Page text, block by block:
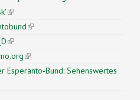
(link is external)
(link is external)
(link is external)
(link is external)
Esperanto-Bund: Sehenswertes